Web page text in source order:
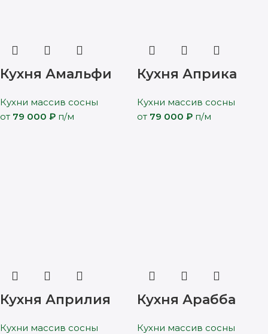
Кухня Амальфи
Кухни массив сосны
от 79 000 ₽ п/м
Кухня Априка
Кухни массив сосны
от 79 000 ₽ п/м
Кухня Априлия
Кухни массив сосны
Кухня Арабба
Кухни массив сосны